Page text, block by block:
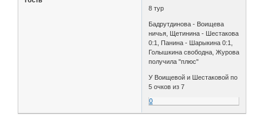
8 тур
Бадрутдинова - Воищева
ничья, Щетинина - Шестакова
0:1, Панина - Шарыкина 0:1,
Голышкина свободна, Журова
получила "плюс"
У Воищевой и Шестаковой по
5 очков из 7
0